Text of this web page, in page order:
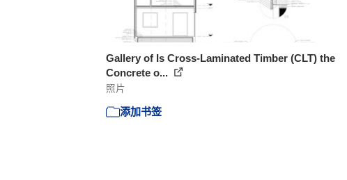
Gallery of Is Cross-Laminated Timber (CLT) the
Concrete o...
照片
添加书签